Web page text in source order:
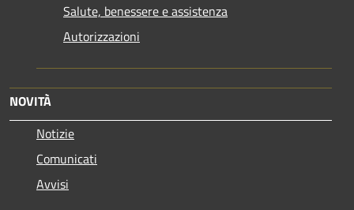
Salute, benessere e assistenza
Autorizzazioni
NOVITÀ
Notizie
Comunicati
Avvisi